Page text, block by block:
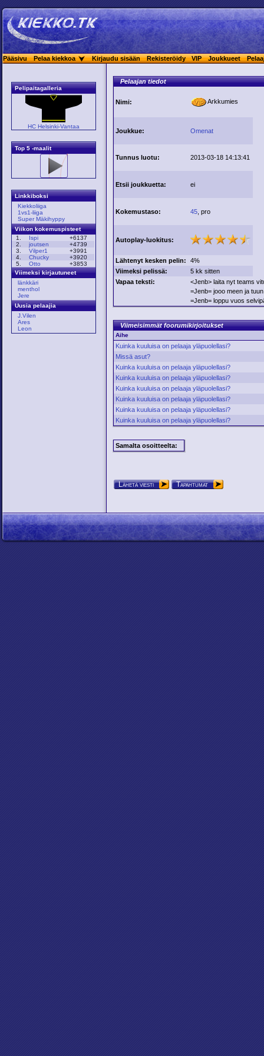
Pääsivu Pelaa kiekkoa Kirjaudu sisään Rekisteröidy VIP Joukkueet
Pelipaitagalleria
HC Helsinki-Vantaa
Top 5 -maalit
Linkkiboksi
Kiekkoliiga
1vs1-liiga
Super Mäkihyppy
Viikon kokemuspisteet
1.
Ispi
+6137
2.
joutsen
+4739
3.
Vilper1
+3991
4.
Chucky
+3920
5.
Otto
+3853
Viimeksi kirjautuneet
länkkäri
menthol
Jere
Uusia pelaajia
J.Vilen
Ares
Leon
Pelaajan tiedot
Nimi: Arkkumies
Joukkue: Omenat
Tunnus luotu: 2013-03-18 14:13:41
Etsii joukkuetta: ei
Kokemustaso: 45 , pro
Autoplay-luokitus:
Lähtenyt kesken pelin:
4%
Viimeksi pelissä:
5 kk sitten
Vapaa teksti:
<Jenb> laita nyt teams
=Jenb= jooo meen ja
=Jenb= loppu vuos
Viimeisimmät foorumikirjoitukset
Aihe
Kuinka kuuluisa on pelaaja yläpuolellasi?
Missä asut?
Kuinka kuuluisa on pelaaja yläpuolellasi?
Kuinka kuuluisa on pelaaja yläpuolellasi?
Kuinka kuuluisa on pelaaja yläpuolellasi?
Kuinka kuuluisa on pelaaja yläpuolellasi?
Kuinka kuuluisa on pelaaja yläpuolellasi?
Kuinka kuuluisa on pelaaja yläpuolellasi?
Samalta osoitteelta:
Lähetä viesti Tapahtumat